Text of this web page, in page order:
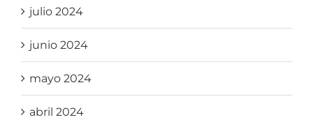
julio 2024
junio 2024
mayo 2024
abril 2024